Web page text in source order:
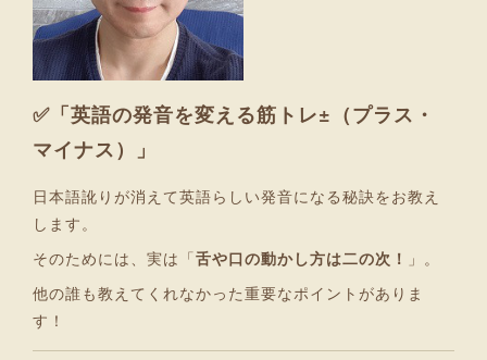
✅「英語の発音を変える筋トレ±（プラス・
マイナス）」
日本語訛りが消えて英語らしい発音になる秘訣をお教え
します。
そのためには、実は「舌や口の動かし方は二の次！ 」。
他の誰も教えてくれなかった重要なポイントがありま
す！